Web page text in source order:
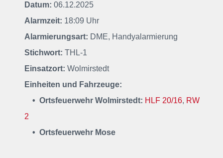
Datum: 06.12.2025
Alarmzeit: 18:09 Uhr
Alarmierungsart: DME, Handyalarmierung
Stichwort: THL-1
Einsatzort: Wolmirstedt
Einheiten und Fahrzeuge:
• Ortsfeuerwehr Wolmirstedt: HLF 20/16, RW
2
• Ortsfeuerwehr Mose